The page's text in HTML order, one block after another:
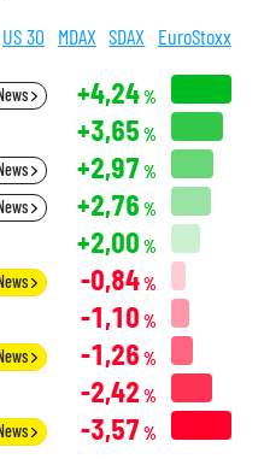
US 30 MDAX SDAX EuroStoxx
+4,24%
+3,65 %
+2,97 %
+2,76 %
+2,00 %
-0,84%
-1,10 %
-1,26 %
-2,42 %
-3,57 %